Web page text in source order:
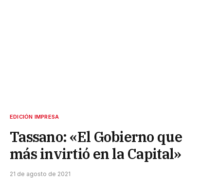
EDICIÓN IMPRESA
Tassano: «El Gobierno que
más invirtió en la Capital»
21 de agosto de 2021